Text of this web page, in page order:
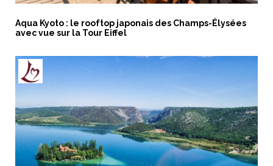
Aqua Kyoto : le rooftop japonais des Champs-Élysées
avec vue sur la Tour Eiffel